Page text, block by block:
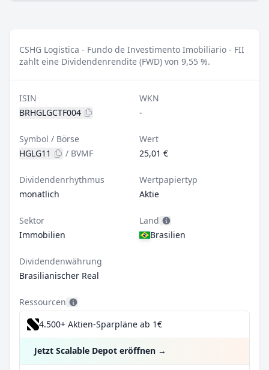
CSHG Logistica - Fundo de Investimento Imobiliario - FII
zahlt eine Dividendenrendite (FWD) von 9,55 %.
ISIN
BRHGLGCTF004
WKN
-
Symbol / Börse
HGLG11
/ BVMF
Wert
25,01 €
Dividendenrhythmus
monatlich
Wertpapiertyp
Aktie
Sektor
Immobilien
Land
Brasilien
Dividendenwährung
Brasilianischer Real
Ressourcen
4.500+ Aktien-Sparpläne ab 1€
Jetzt Scalable Depot eröffnen →